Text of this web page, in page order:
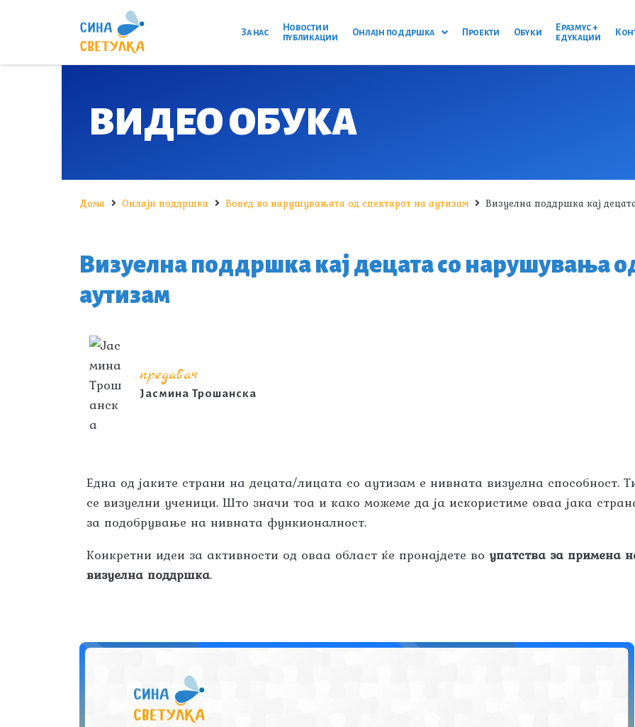
За нас
Новости и
публикации
Онлајн поддршка Проекти Обуки
Еразмус +
едукации
ВИДЕО ОБУКА
Дома Онлајн поддршка Вовед во нарушувањата од спектарот на аутизам Визуелна поддршка кај
Визуелна поддршка кај децата со нарушувања
аутизам
предавач
Јасмина Трошанска
Една од јаките страни на децата/лицата со аутизам е нивната визуелна способност.
се визуелни ученици. Што значи тоа и како можеме да ја искористиме оваа јака
за подобрување на нивната функионалност.
Конкретни идеи за активности од оваа област ќе пронајдете во упатства за примена
визуелна поддршка.